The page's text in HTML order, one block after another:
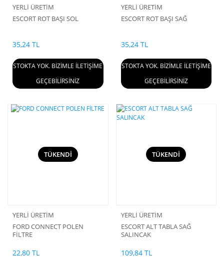
YERLİ ÜRETİM
ESCORT ROT BAŞI SOL
35,24 TL
STOKTA YOK. BİZİMLE İLETİŞİME
GEÇEBİLİRSİNİZ
YERLİ ÜRETİM
ESCORT ROT BAŞI SAĞ
35,24 TL
STOKTA YOK. BİZİMLE İLETİŞİME
GEÇEBİLİRSİNİZ
TÜKENDİ
YERLİ ÜRETİM
FORD CONNECT POLEN
FİLTRE
22,80 TL
TÜKENDİ
YERLİ ÜRETİM
ESCORT ALT TABLA SAĞ
SALINCAK
109,84 TL